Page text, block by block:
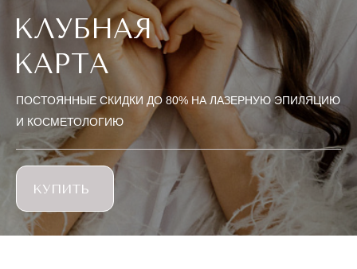
КЛУБНАЯ
КАРТА
ПОСТОЯННЫЕ СКИДКИ ДО 80% НА ЛАЗЕРНУЮ ЭПИЛЯЦИЮ
И КОСМЕТОЛОГИЮ
КУПИТЬ